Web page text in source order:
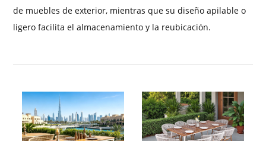
de muebles de exterior, mientras que su diseño apilable o
ligero facilita el almacenamiento y la reubicación.